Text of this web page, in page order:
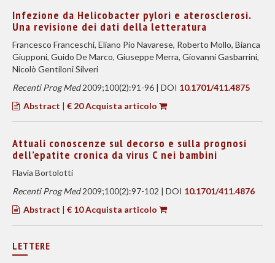
Infezione da Helicobacter pylori e aterosclerosi.
Una revisione dei dati della letteratura
Francesco Franceschi, Eliano Pio Navarese, Roberto Mollo, Bianca
Giupponi, Guido De Marco, Giuseppe Merra, Giovanni Gasbarrini,
Nicolò Gentiloni Silveri
Recenti Prog Med2009;100(2):91-96 | DOI 10.1701/411.4875
Abstract | € 20 Acquista articolo
Attuali conoscenze sul decorso e sulla prognosi
dell’epatite cronica da virus C nei bambini
Flavia Bortolotti
Recenti Prog Med2009;100(2):97-102 | DOI 10.1701/411.4876
Abstract | € 10 Acquista articolo
LETTERE